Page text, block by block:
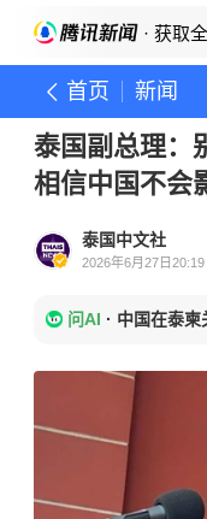
· 获取
首页 新闻
泰国副总理：
相信中国不会
泰国中文社
2026年6月27日20:19
问AI · 中国在泰柬